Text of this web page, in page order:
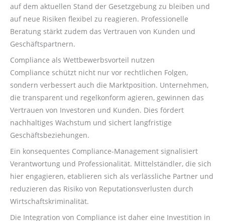
auf dem aktuellen Stand der Gesetzgebung zu bleiben und
auf neue Risiken flexibel zu reagieren. Professionelle
Beratung stärkt zudem das Vertrauen von Kunden und
Geschäftspartnern.
Compliance als Wettbewerbsvorteil nutzen
Compliance schützt nicht nur vor rechtlichen Folgen,
sondern verbessert auch die Marktposition. Unternehmen,
die transparent und regelkonform agieren, gewinnen das
Vertrauen von Investoren und Kunden. Dies fördert
nachhaltiges Wachstum und sichert langfristige
Geschäftsbeziehungen.
Ein konsequentes Compliance-Management signalisiert
Verantwortung und Professionalität. Mittelständler, die sich
hier engagieren, etablieren sich als verlässliche Partner und
reduzieren das Risiko von Reputationsverlusten durch
Wirtschaftskriminalität.
Die Integration von Compliance ist daher eine Investition in